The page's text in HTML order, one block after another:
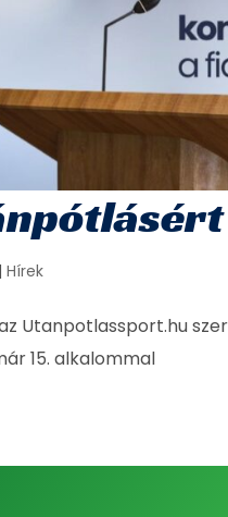
|Hírek
Utanpotlassport.hu
15. alkalommal